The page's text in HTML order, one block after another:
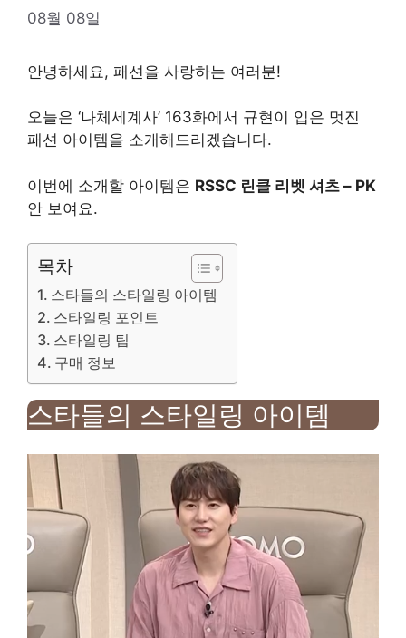
08월 08일
안녕하세요, 패션을 사랑하는 여러분!
오늘은 ‘나체세계사’ 163화에서 규현이 ​​입은 멋진
패션 아이템을 소개해드리겠습니다.
이번에 소개할 아이템은 RSSC 린클 리벳 셔츠 – PK
안 보여요.
목차
스타들의 스타일링 아이템
스타일링 포인트
스타일링 팁
구매 정보
스타들의 스타일링 아이템